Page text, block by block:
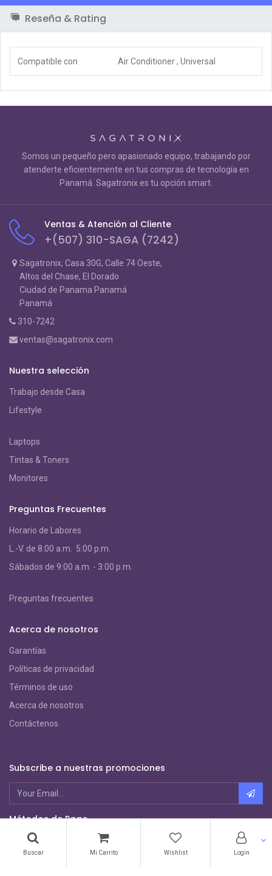
Buscar Mi Carrito Wishlist Login
Reseña & Rating
Compatible con Air Conditioner, Universal
Somos un pequeño pero apasionado equipo, trabajando por
atenderte eficientemente en tus compras de tecnología en
Panamá. Sagatronix es tu opción smart.
Ventas & Atención al Cliente
+(507) 310-SAGA (7242)
Sagatronix, Casa 30G, Calle 74 Oeste,
Altos del Chase, El Dorado
Ciudad de Panama Panamá
Panamá
310-7242
ventas@sagatronix.com
Nuestra selección
Trabajo desde Casa
Lifestyle
Laptops
Tintas & Toners
Monitores
Preguntas Frecuentes
Horario de Labores
L.-V. de 8:00 a.m. 5:00 p.m.
Sábados de 9:00 a.m. - 3:00 p.m.
Preguntas frecuentes
Acerca de nosotros
Garantías
Políticas de privacidad
Términos de uso
Acerca de nosotros
Contáctenos
Subscribe a nuestras promociones
Métodos de Pago